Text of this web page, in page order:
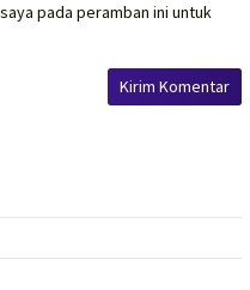
pada peramban ini untuk